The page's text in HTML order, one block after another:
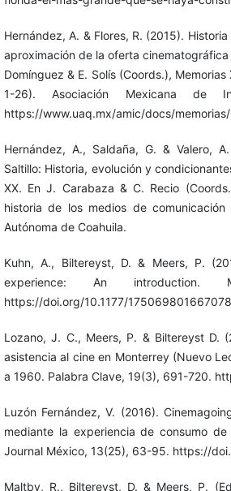
Hernández, A. & Flores, R. (2015).
aproximación de la oferta
Domínguez & E. Solís (Coords.),
1-26). Asociación Mexicana de
https://www.uaq.mx/amic/docs/memorias/
Hernández, A., Saldaña, G. & Valero,
Saltillo: Historia, evolución y
XX. En J. Carabaza & C. Recio
historia de los medios de
Autónoma de Coahuila.
Kuhn, A., Biltereyst, D. & Meers, P.
experience: An introduction.
https://doi.org/10.1177/
Lozano, J. C., Meers, P. & Biltereyst D.
asistencia al cine en Monterrey (Nuevo
a 1960. Palabra Clave, 19(3), 691-720.
Luzón Fernández, V. (2016).
mediante la experiencia de consumo
Journal México, 13(25), 63-95. https://
Maltby, R., Biltereyst, D. & Meers, P.